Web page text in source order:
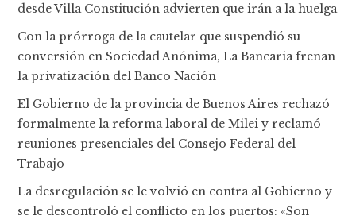
desde Villa Constitución advierten que irán a la huelga
Con la prórroga de la cautelar que suspendió su
conversión en Sociedad Anónima, La Bancaria frenan
la privatización del Banco Nación
El Gobierno de la provincia de Buenos Aires rechazó
formalmente la reforma laboral de Milei y reclamó
reuniones presenciales del Consejo Federal del
Trabajo
La desregulación se le volvió en contra al Gobierno y
se le descontroló el conflicto en los puertos: «Son